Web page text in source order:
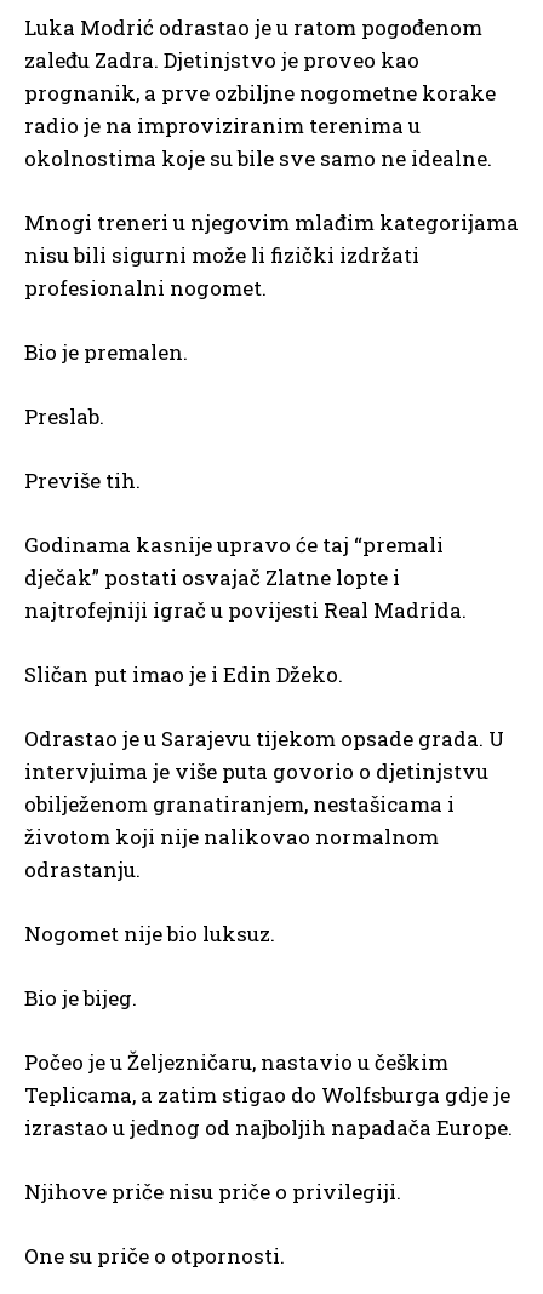
Luka Modrić odrastao je u ratom pogođenom
zaleđu Zadra. Djetinjstvo je proveo kao
prognanik, a prve ozbiljne nogometne korake
radio je na improviziranim terenima u
okolnostima koje su bile sve samo ne idealne.
Mnogi treneri u njegovim mlađim kategorijama
nisu bili sigurni može li fizički izdržati
profesionalni nogomet.
Bio je premalen.
Preslab.
Previše tih.
Godinama kasnije upravo će taj “premali
dječak” postati osvajač Zlatne lopte i
najtrofejniji igrač u povijesti Real Madrida.
Sličan put imao je i Edin Džeko.
Odrastao je u Sarajevu tijekom opsade grada. U
intervjuima je više puta govorio o djetinjstvu
obilježenom granatiranjem, nestašicama i
životom koji nije nalikovao normalnom
odrastanju.
Nogomet nije bio luksuz.
Bio je bijeg.
Počeo je u Željezničaru, nastavio u češkim
Teplicama, a zatim stigao do Wolfsburga gdje je
izrastao u jednog od najboljih napadača Europe.
Njihove priče nisu priče o privilegiji.
One su priče o otpornosti.